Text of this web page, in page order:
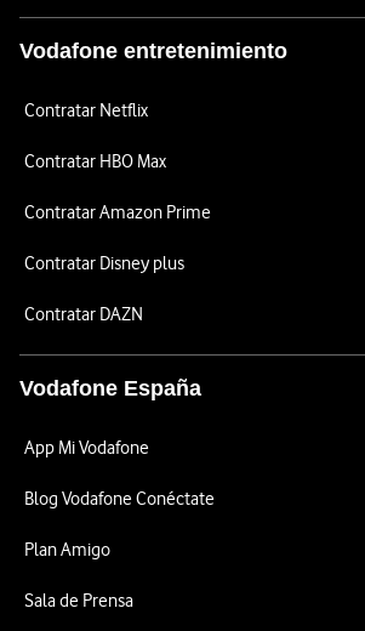
Vodafone entretenimiento
Contratar Netflix
Contratar HBO Max
Contratar Amazon Prime
Contratar Disney plus
Contratar DAZN
Vodafone España
App Mi Vodafone
Blog Vodafone Conéctate
Plan Amigo
Sala de Prensa